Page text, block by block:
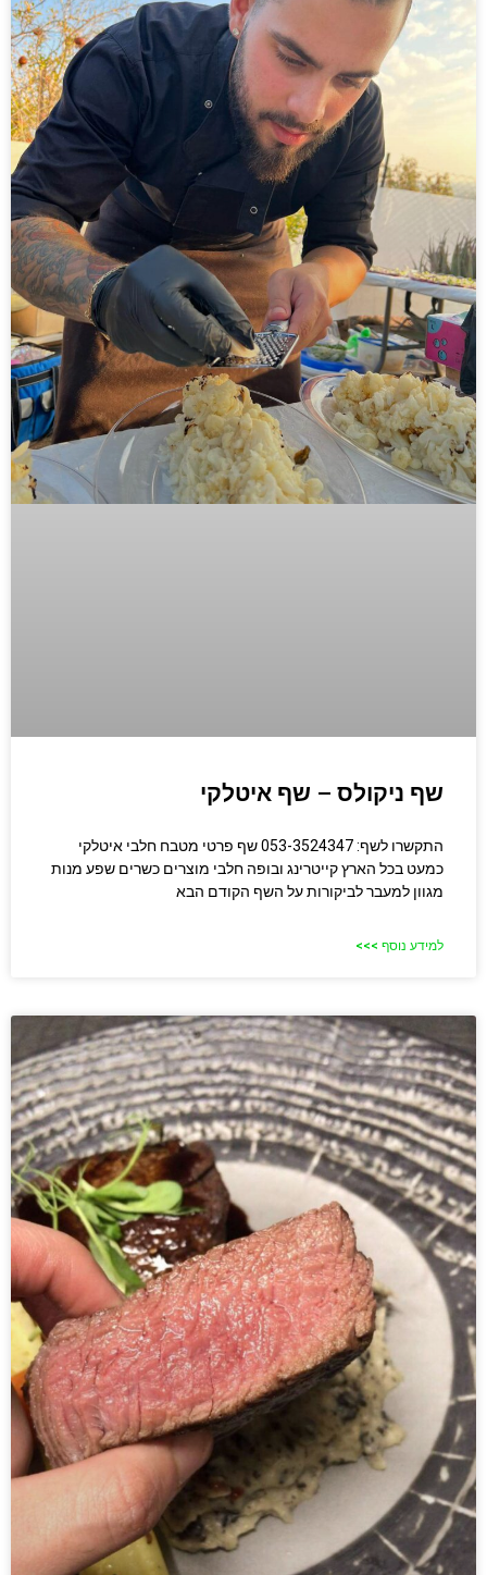
שף ניקולס – שף איטלקי
התקשרו לשף: 053-3524347 שף פרטי מטבח חלבי איטלקי
כמעט בכל הארץ קייטרינג ובופה חלבי מוצרים כשרים שפע מנות
מגוון למעבר לביקורות על השף הקודם הבא
למידע נוסף >>>